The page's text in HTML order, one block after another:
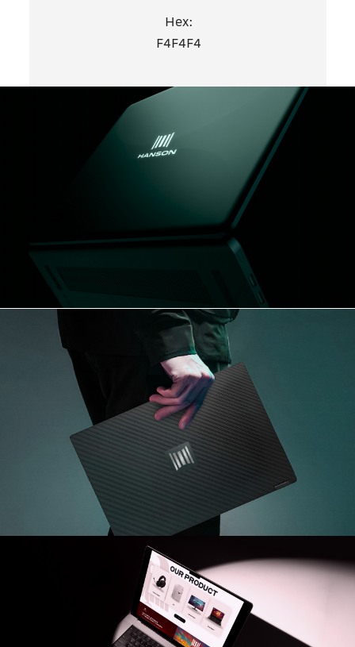
Hex:
F4F4F4
Напишите
отзыв